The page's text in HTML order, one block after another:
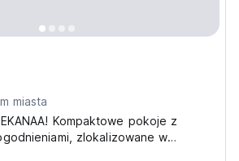
miasta
Kompaktowe pokoje z
zlokalizowane w